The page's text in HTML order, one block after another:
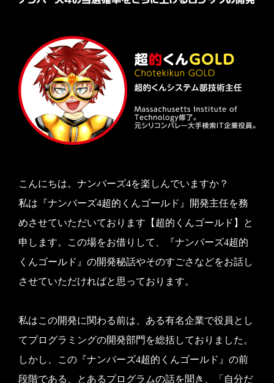
こんにちは。ナンバーズ4を楽しんでいますか？
私は『ナンバーズ4超的くんゴールド』開発主任を務
めさせていただいております【超的くんゴールド】と
申します。この場をお借りして、『ナンバーズ4超的
くんゴールド』の開発秘話やそのすごさなどをお話し
させていただければと思っております。
私はこの開発に関わる前は、ある有名企業で役員とし
てプログラミングの開発部門を総括しておりました。
しかし、この『ナンバーズ4超的くんゴールド』の前
段階である、とあるプログラムの話を聞き、「自分だ